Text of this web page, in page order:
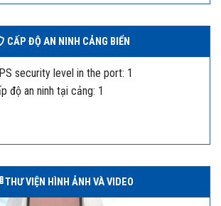
CẤP ĐỘ AN NINH CẢNG BIỂN
security level in the port: 1
độ an ninh tại cảng: 1
THƯ VIỆN HÌNH ẢNH VÀ VIDEO